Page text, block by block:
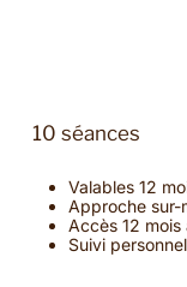
10 séances
Valables 12
Approche sur-
Accès 12
Suivi personnel